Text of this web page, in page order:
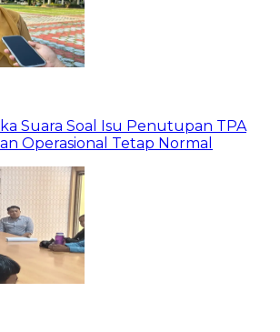
Suara Soal Isu Penutupan TPA
Operasional Tetap Normal